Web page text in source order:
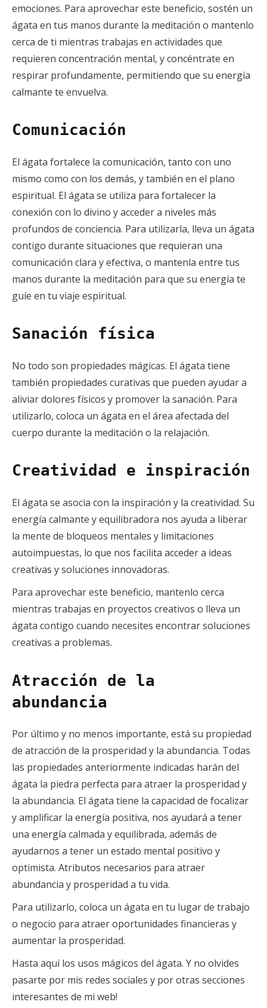
emociones. Para aprovechar este beneficio, sostén un
ágata en tus manos durante la meditación o mantenlo
cerca de ti mientras trabajas en actividades que
requieren concentración mental, y concéntrate en
respirar profundamente, permitiendo que su energía
calmante te envuelva.
Comunicación
El ágata fortalece la comunicación, tanto con uno
mismo como con los demás, y también en el plano
espiritual. El ágata se utiliza para fortalecer la
conexión con lo divino y acceder a niveles más
profundos de conciencia. Para utilizarla, lleva un ágata
contigo durante situaciones que requieran una
comunicación clara y efectiva, o mantenla entre tus
manos durante la meditación para que su energía te
guíe en tu viaje espiritual.
Sanación física
No todo son propiedades mágicas. El ágata tiene
también propiedades curativas que pueden ayudar a
aliviar dolores físicos y promover la sanación. Para
utilizarlo, coloca un ágata en el área afectada del
cuerpo durante la meditación o la relajación.
Creatividad e inspiración
El ágata se asocia con la inspiración y la creatividad. Su
energía calmante y equilibradora nos ayuda a liberar
la mente de bloqueos mentales y limitaciones
autoimpuestas, lo que nos facilita acceder a ideas
creativas y soluciones innovadoras.
Para aprovechar este beneficio, mantenlo cerca
mientras trabajas en proyectos creativos o lleva un
ágata contigo cuando necesites encontrar soluciones
creativas a problemas.
Atracción de la
abundancia
Por último y no menos importante, está su propiedad
de atracción de la prosperidad y la abundancia. Todas
las propiedades anteriormente indicadas harán del
ágata la piedra perfecta para atraer la prosperidad y
la abundancia. El ágata tiene la capacidad de focalizar
y amplificar la energía positiva, nos ayudará a tener
una energía calmada y equilibrada, además de
ayudarnos a tener un estado mental positivo y
optimista. Atributos necesarios para atraer
abundancia y prosperidad a tu vida.
Para utilizarlo, coloca un ágata en tu lugar de trabajo
o negocio para atraer oportunidades financieras y
aumentar la prosperidad.
Hasta aquí los usos mágicos del ágata. Y no olvides
pasarte por mis redes sociales y por otras secciones
interesantes de mi web!